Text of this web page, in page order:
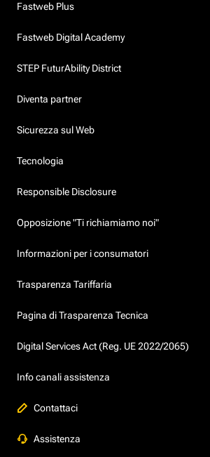
Fastweb Plus
Fastweb Digital Academy
STEP FuturAbility District
Diventa partner
Sicurezza sul Web
Tecnologia
Responsible Disclosure
Opposizione "Ti richiamiamo noi"
Informazioni per i consumatori
Trasparenza Tariffaria
Pagina di Trasparenza Tecnica
Digital Services Act (Reg. UE 2022/2065)
Info canali assistenza
Contattaci
Assistenza